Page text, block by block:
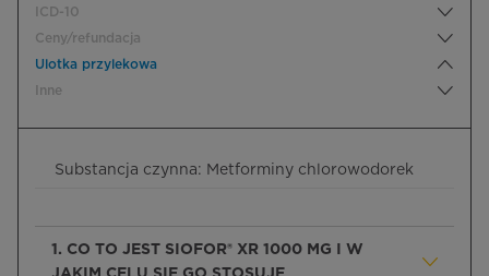
ICD-10
Ceny/refundacja
Ulotka przylekowa
Inne
Substancja czynna: Metforminy chlorowodorek
1. CO TO JEST SIOFOR® XR 1000 MG I W